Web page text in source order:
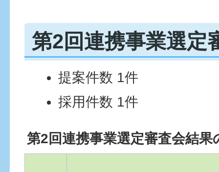
第2回連携事業選定
提案件数 1件
採用件数 1件
第2回連携事業選定審査会結果